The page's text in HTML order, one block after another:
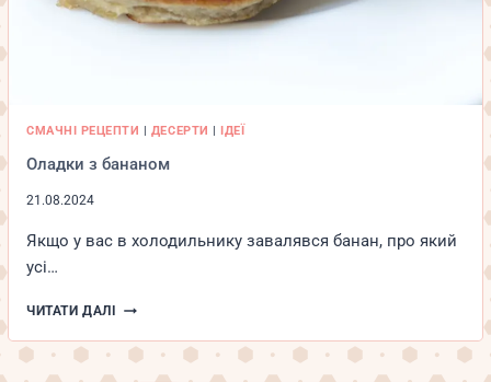
СМАЧНІ РЕЦЕПТИ | ДЕСЕРТИ |ІДЕЇ
Оладки з бананом
21.08.2024
Якщо у вас в холодильнику завалявся банан, про який
усі…
ЧИТАТИ ДАЛІ
ОЛАДКИ
БАНАНОМ